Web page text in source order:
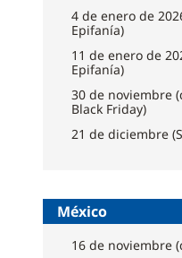
4 de enero de
Epifanía)
11 de enero de
Epifanía)
30 de noviembre
Black Friday)
21 de diciembre
México
16 de noviembre